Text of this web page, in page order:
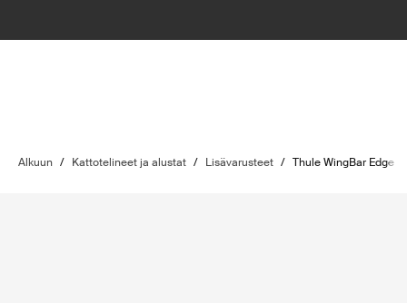
Alkuun / Kattotelineet ja alustat / Lisävarusteet / Thule WingBar Edge